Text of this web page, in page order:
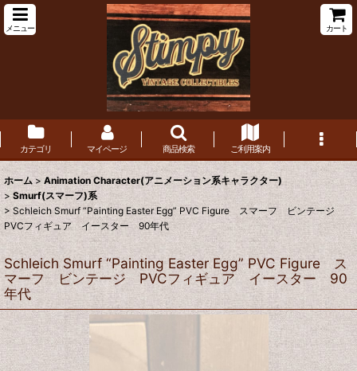
メニュー カート
カテゴリ マイページ 商品検索 ご利用案内
ホーム > Animation Character(アニメーション系キャラクター)
> Smurf(スマーフ)系
> Schleich Smurf “Painting Easter Egg” PVC Figure スマーフ ビンテージ
PVCフィギュア イースター 90年代
Schleich Smurf “Painting Easter Egg” PVC Figure ス
マーフ ビンテージ PVCフィギュア イースター 90
年代